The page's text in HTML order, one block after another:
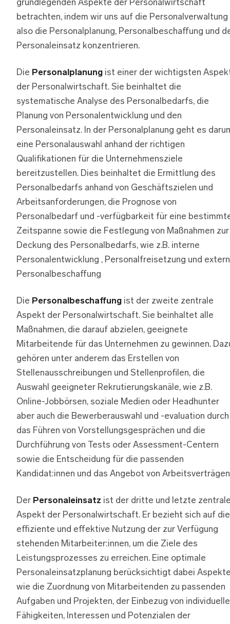
grundlegenden Aspekte der Personalwirtschaft
betrachten, indem wir uns auf die Personalverwaltung
also die Personalplanung, Personalbeschaffung und
Personaleinsatz konzentrieren.
Die Personalplanung ist einer der wichtigsten
der Personalwirtschaft. Sie beinhaltet die
systematische Analyse des Personalbedarfs, die
Planung von Personalentwicklung und den
Personaleinsatz. In der Personalplanung geht es
eine Personalauswahl anhand der richtigen
Qualifikationen für die Unternehmensziele
bereitzustellen. Dies beinhaltet die Ermittlung des
Personalbedarfs anhand von Geschäftszielen und
Arbeitsanforderungen, die Prognose von
Personalbedarf und -verfügbarkeit für eine
Zeitspanne sowie die Festlegung von Maßnahmen zur
Deckung des Personalbedarfs, wie z.B. interne
Personalentwicklung , Personalfreisetzung und
Personalbeschaffung
Die Personalbeschaffung ist der zweite zentrale
Aspekt der Personalwirtschaft. Sie beinhaltet alle
Maßnahmen, die darauf abzielen, geeignete
Mitarbeitende für das Unternehmen zu gewinnen.
gehören unter anderem das Erstellen von
Stellenausschreibungen und Stellenprofilen, die
Auswahl geeigneter Rekrutierungskanäle, wie z.B.
Online-Jobbörsen, soziale Medien oder Headhunter
aber auch die Bewerberauswahl und -evaluation durch
das Führen von Vorstellungsgesprächen und die
Durchführung von Tests oder Assessment-Centern
sowie die Entscheidung für die passenden
Kandidat:innen und das Angebot von
Der Personaleinsatz ist der dritte und letzte
Aspekt der Personalwirtschaft. Er bezieht sich auf die
effiziente und effektive Nutzung der zur Verfügung
stehenden Mitarbeiter:innen, um die Ziele des
Leistungsprozesses zu erreichen. Eine optimale
Personaleinsatzplanung berücksichtigt dabei
wie die Zuordnung von Mitarbeitenden zu passenden
Aufgaben und Projekten, der Einbezug von
Fähigkeiten, Interessen und Potenzialen der